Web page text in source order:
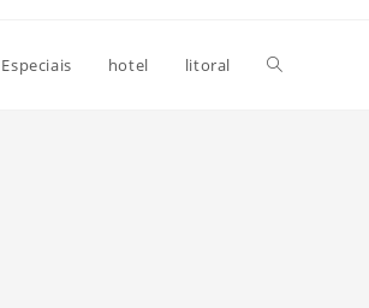
Especiais hotel litoral Alternar